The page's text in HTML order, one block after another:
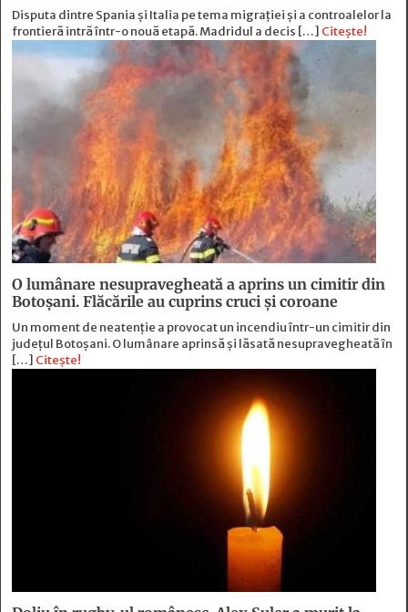
Disputa dintre Spania și Italia pe tema migrației și a controalelor la
frontieră intră într-o nouă etapă. Madridul a decis […] Citește!
O lumânare nesupravegheată a aprins un cimitir din
Botoșani. Flăcările au cuprins cruci și coroane
Un moment de neatenție a provocat un incendiu într-un cimitir din
județul Botoșani. O lumânare aprinsă și lăsată nesupravegheată în
[…] Citește!